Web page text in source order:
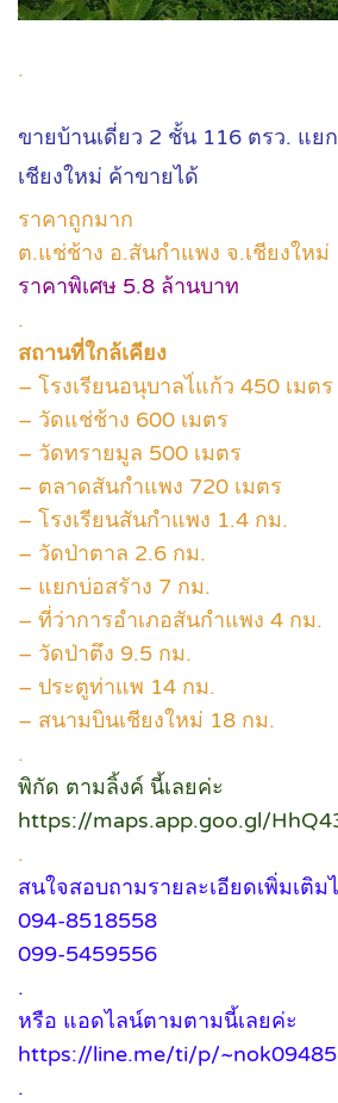
.
ขายบ้านเดี่ยว 2 ชั้น 116 ตรว. แย
เชียงใหม่ ค้าขายได้
ราคาถูกมาก
ต.แช่ช้าง อ.สันกำแพง จ.เชียงใหม่
ราคาพิเศษ 5.8 ล้านบาท
.
สถานที่ใกล้เคียง
– โรงเรียนอนุบาลไ่แก้ว 450 เมตร
– วัดแช่ช้าง 600 เมตร
– วัดทรายมูล 500 เมตร
– ตลาดสันกำแพง 720 เมตร
– โรงเรียนสันกำแพง 1.4 กม.
– วัดป่าตาล 2.6 กม.
– แยกบ่อสรัาง 7 กม.
– ที่ว่าการอำเภอสันกำแพง 4 กม.
– วัดป่าตึง 9.5 กม.
– ประตูท่าแพ 14 กม.
– สนามบินเชียงใหม่ 18 กม.
.
พิกัด ตามลิ้งค์ นี้เลยค่ะ
https://maps.app.goo.gl/
.
สนใจสอบถามรายละเอียดเพิ่มเติม
094-8518558
099-5459556
.
หรือ แอดไลน์ตามตามนี้เลยค่ะ
https://line.me/ti/p/
.